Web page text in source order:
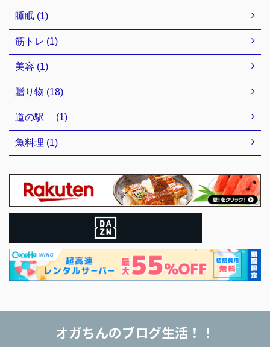
睡眠 (1)
筋トレ (1)
美容 (1)
贈り物 (18)
道の駅 (1)
魚料理 (1)
オガちんのブログ生活！！